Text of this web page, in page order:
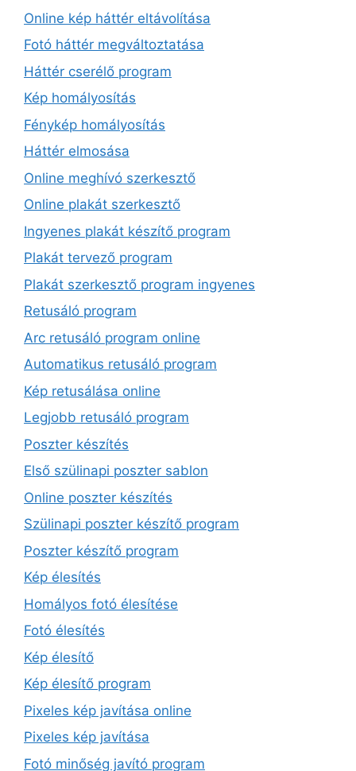
Online kép háttér eltávolítása
Fotó háttér megváltoztatása
Háttér cserélő program
Kép homályosítás
Fénykép homályosítás
Háttér elmosása
Online meghívó szerkesztő
Online plakát szerkesztő
Ingyenes plakát készítő program
Plakát tervező program
Plakát szerkesztő program ingyenes
Retusáló program
Arc retusáló program online
Automatikus retusáló program
Kép retusálása online
Legjobb retusáló program
Poszter készítés
Első szülinapi poszter sablon
Online poszter készítés
Szülinapi poszter készítő program
Poszter készítő program
Kép élesítés
Homályos fotó élesítése
Fotó élesítés
Kép élesítő
Kép élesítő program
Pixeles kép javítása online
Pixeles kép javítása
Fotó minőség javító program